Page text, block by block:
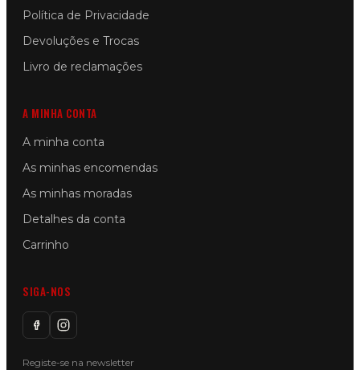
Política de Privacidade
Devoluções e Trocas
Livro de reclamações
A MINHA CONTA
A minha conta
As minhas encomendas
As minhas moradas
Detalhes da conta
Carrinho
SIGA-NOS
Registe-se na newsletter